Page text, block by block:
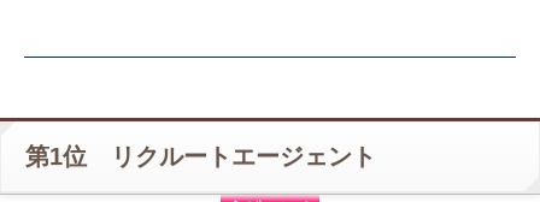
第1位 リクルートエージェント